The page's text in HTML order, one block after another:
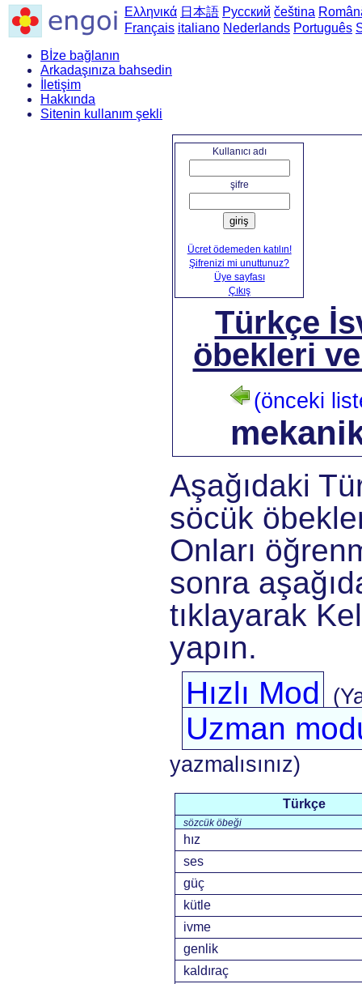
Ελληνικά 日本語 Русский čeština
Français italiano Nederlands Português
Bİze bağlanın
Arkadaşınıza bahsedin
İletişim
Hakkında
Sitenin kullanım şekli
Kullanıcı adı
şifre
giriş
Ücret ödemeden katılın!
Şifrenizi mi unuttunuz?
Üye sayfası
Çıkış
Türkçe
öbekleri
(önceki
Aşağıdaki
söcük
Onları
sonra
tıklayarak
yapın.
Hızlı Mod
Uzman
yazmalısınız)
Türkçe
sözcük öbeği
hız
ses
güç
kütle
ivme
genlik
kaldıraç